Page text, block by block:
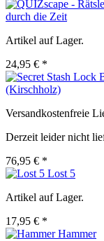
durch die Zeit
Artikel auf Lager.
24,95 € *
(Kirschholz)
Versandkostenfreie
Derzeit leider nicht
76,95 € *
Lost 5
Artikel auf Lager.
17,95 € *
Hammer